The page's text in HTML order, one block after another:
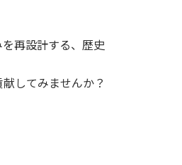
再設計する、歴史
してみませんか？